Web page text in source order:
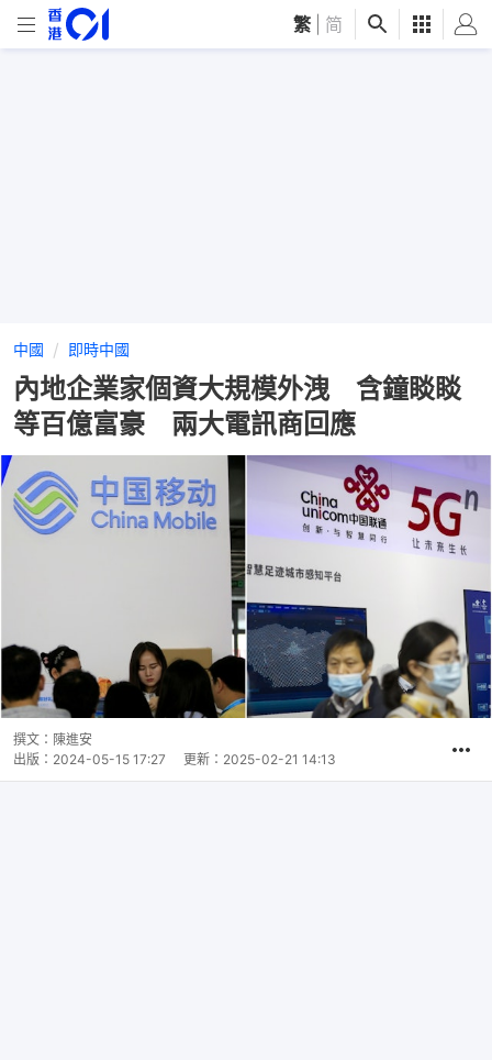
繁 简
中國 即時中國
內地企業家個資大規模外洩 含鐘睒睒
等百億富豪 兩大電訊商回應
撰文： 陳進安
出版： 2024-05-15 17:27 更新： 2025-02-21 14:13